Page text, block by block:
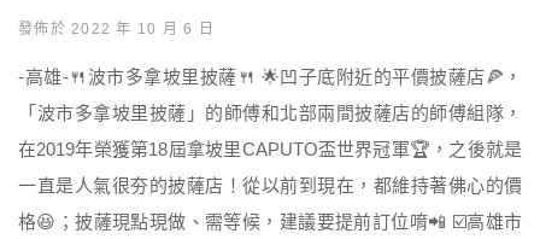
發佈於 2022 年 10 月 6 日
-高雄-🍴波市多拿坡里披薩🍴 🌟凹子底附近的平價披薩店🍕，
「波市多拿坡里披薩」的師傅和北部兩間披薩店的師傅組隊，
在2019年榮獲第18屆拿坡里CAPUTO盃世界冠軍🏆，之後就是
一直是人氣很夯的披薩店！從以前到現在，都維持著佛心的價
格😆；披薩現點現做、需等候，建議要提前訂位唷📲 ☑️高雄市